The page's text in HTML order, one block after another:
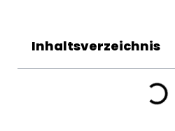
Inhaltsverzeichnis